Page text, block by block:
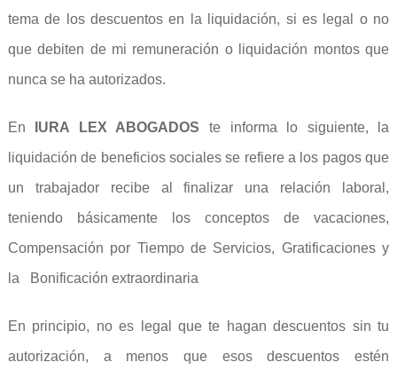
tema de los descuentos en la liquidación, si es legal o no
que debiten de mi remuneración o liquidación montos que
nunca se ha autorizados.
En IURA LEX ABOGADOS te informa lo siguiente, la
liquidación de beneficios sociales se refiere a los pagos que
un trabajador recibe al finalizar una relación laboral,
teniendo básicamente los conceptos de vacaciones,
Compensación por Tiempo de Servicios, Gratificaciones y
la Bonificación extraordinaria
En principio, no es legal que te hagan descuentos sin tu
autorización, a menos que esos descuentos estén